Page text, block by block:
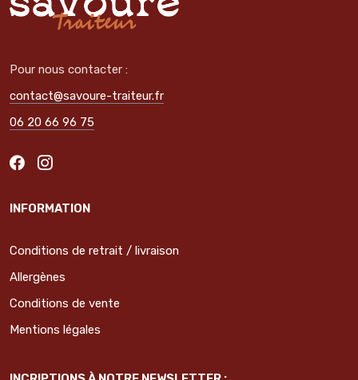
Pour nous contacter :
contact@savoure-traiteur.fr
06 20 66 96 75
INFORMATION
Conditions de retrait / livraison
Allergènes
Conditions de vente
Mentions légales